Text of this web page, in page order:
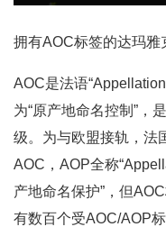
拥有AOC标签的达玛雅
AOC是法语
为“原产地命名控制”，
级。为与欧盟接轨，法
AOC，AOP全称
产地命名保护”，但
有数百个受AOC/AOP